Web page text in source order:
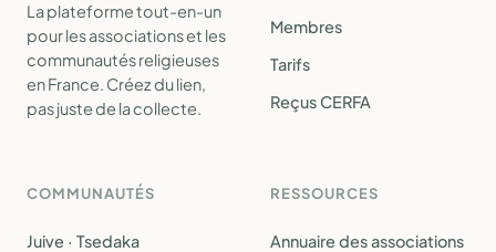
La plateforme tout-en-un
pour les associations et les
communautés religieuses
en France. Créez du lien,
pas juste de la collecte.
Membres
Tarifs
Reçus CERFA
COMMUNAUTÉS
Juive · Tsedaka
RESSOURCES
Annuaire des associations